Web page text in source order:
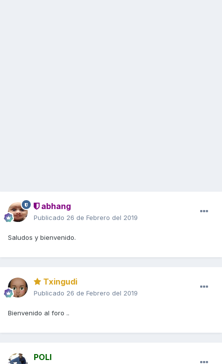
abhang
Publicado 26 de Febrero del 2019
Saludos y bienvenido.
Txingudi
Publicado 26 de Febrero del 2019
Bienvenido al foro ..
POLI